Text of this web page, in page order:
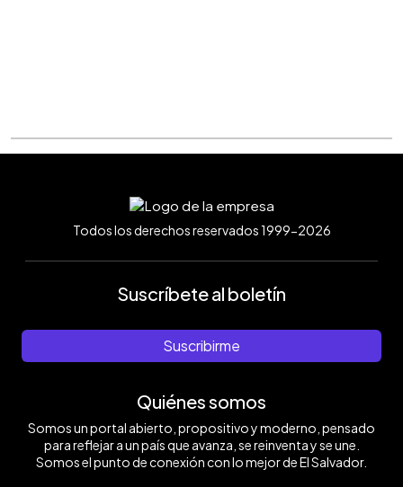
Todos los derechos reservados 1999-2026
Suscríbete al boletín
Suscribirme
Quiénes somos
Somos un portal abierto, propositivo y moderno, pensado
para reflejar a un país que avanza, se reinventa y se une.
Somos el punto de conexión con lo mejor de El Salvador.